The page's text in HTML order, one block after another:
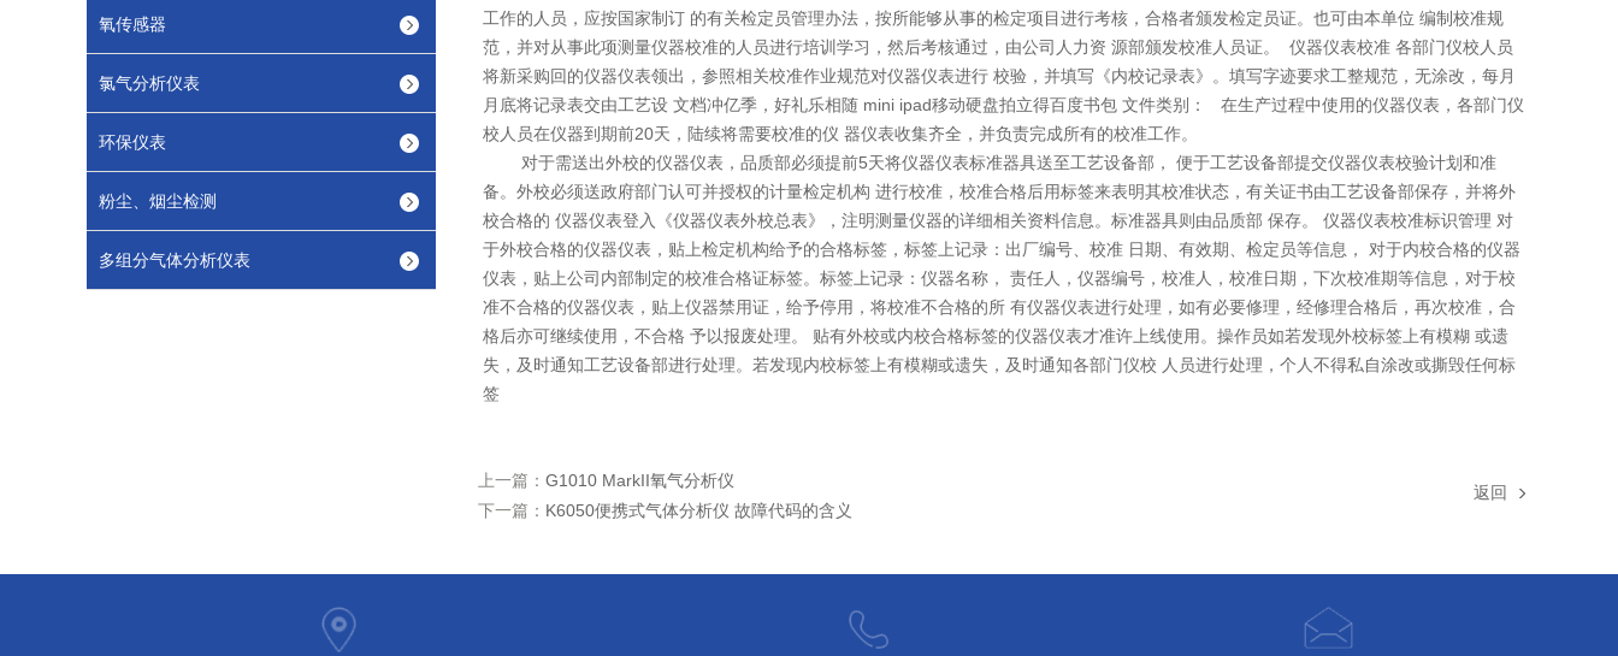
氧传感器
氯气分析仪表
环保仪表
粉尘、烟尘检测
多组分气体分析仪表
工作的人员，应按国家制订 的有关检定员管理办法，按所能够从事的检定项目进行考核，合格者颁发检定员证。也可由本单位 编制校准规
范，并对从事此项测量仪器校准的人员进行培训学习，然后考核通过，由公司人力资 源部颁发校准人员证。 仪器仪表校准 各部门仪校人员
将新采购回的仪器仪表领出，参照相关校准作业规范对仪器仪表进行 校验，并填写《内校记录表》。填写字迹要求工整规范，无涂改，每月
月底将记录表交由工艺设 文档冲亿季，好礼乐相随 mini ipad移动硬盘拍立得百度书包 文件类别： 在生产过程中使用的仪器仪表，各部门仪
校人员在仪器到期前20天，陆续将需要校准的仪 器仪表收集齐全，并负责完成所有的校准工作。
对于需送出外校的仪器仪表，品质部必须提前5天将仪器仪表标准器具送至工艺设备部， 便于工艺设备部提交仪器仪表校验计划和准
备。外校必须送政府部门认可并授权的计量检定机构 进行校准，校准合格后用标签来表明其校准状态，有关证书由工艺设备部保存，并将外
校合格的 仪器仪表登入《仪器仪表外校总表》，注明测量仪器的详细相关资料信息。标准器具则由品质部 保存。 仪器仪表校准标识管理 对
于外校合格的仪器仪表，贴上检定机构给予的合格标签，标签上记录：出厂编号、校准 日期、有效期、检定员等信息， 对于内校合格的仪器
仪表，贴上公司内部制定的校准合格证标签。标签上记录：仪器名称， 责任人，仪器编号，校准人，校准日期，下次校准期等信息，对于校
准不合格的仪器仪表，贴上仪器禁用证，给予停用，将校准不合格的所 有仪器仪表进行处理，如有必要修理，经修理合格后，再次校准，合
格后亦可继续使用，不合格 予以报废处理。 贴有外校或内校合格标签的仪器仪表才准许上线使用。操作员如若发现外校标签上有模糊 或遗
失，及时通知工艺设备部进行处理。若发现内校标签上有模糊或遗失，及时通知各部门仪校 人员进行处理，个人不得私自涂改或撕毁任何标
签
上一篇： G1010 MarkII氧气分析仪
下一篇： K6050便携式气体分析仪 故障代码的含义
返回